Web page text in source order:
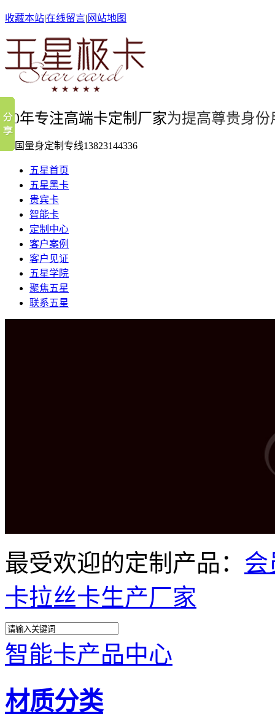
收藏本站|在线留言| 网站地图
10年专注高端卡定制厂家为提高尊贵身份
全国量身定制专线13823144336
五星首页
五星黑卡
贵宾卡
智能卡
定制中心
客户案例
客户见证
五星学院
聚焦五星
联系五星
最受欢迎的定制产品： 会
卡拉丝卡生产厂家
智能卡产品中心
材质分类